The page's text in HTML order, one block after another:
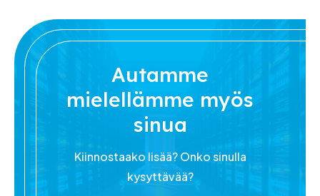
Autamme
mielellämme myös
sinua
Kiinnostaako lisää? Onko sinulla
kysyttävää?